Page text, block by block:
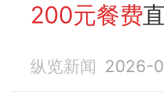
200元餐费
纵览新闻 2026-